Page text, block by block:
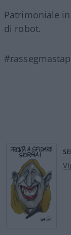
Patrimoniale
di robot.